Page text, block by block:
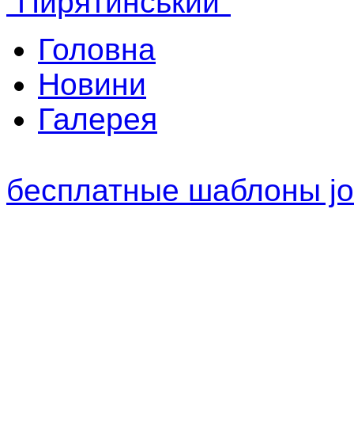
Головна
Новини
Галерея
бесплатные шаблоны